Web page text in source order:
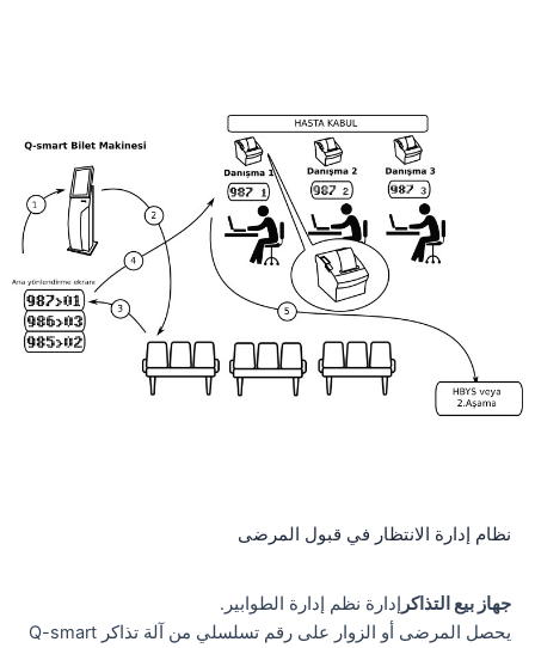
نظام إدارة الانتظار في قبول المرضى
جهاز بيع التذاكرإدارة نظم إدارة الطوابير.
يحصل المرضى أو الزوار على رقم تسلسلي من آلة تذاكر Q-smart